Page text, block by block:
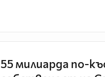
55 милиарда по-